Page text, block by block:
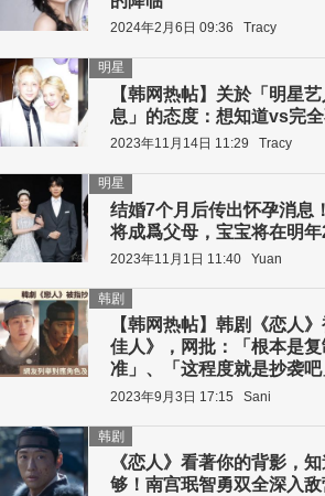
2024年2月6日 09:36 Tracy
【韩网热帖】关於「明星
息」的态度：想知道vs完
明星
2023年11月14日 11:29 Tracy
结婚7个月后传出怀孕消息
将成爲父母，宝宝将在明年
明星
2023年11月1日 11:40 Yuan
【韩网热帖】韩剧《恋人
佳人》，网批：「根本是
准」、「这程度就是抄袭吧
韩剧
2023年9月3日 17:15 Sani
《恋人》看著你的背影，
够！南宫珉智勇双全深入
韩剧